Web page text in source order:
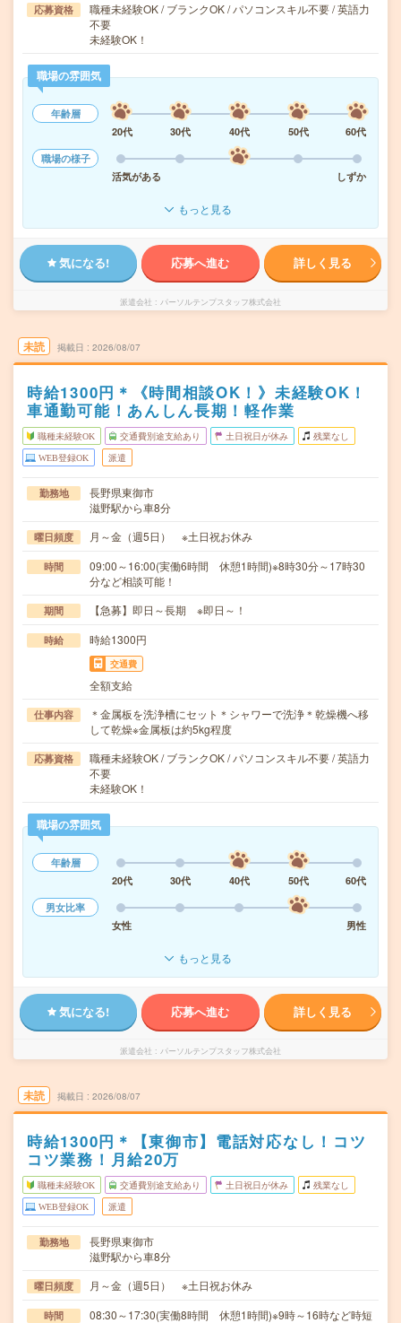
応募資格
職種未経験OK / ブランクOK / パソコンスキル不要 / 英語力
不要
未経験OK！
職場の雰囲気
年齢層
20代
30代 40代 50代
60代
職場の様子
活気がある
しずか
もっと見る
気になる! 応募へ進む 詳しく見る
派遣会社 パーソルテンプスタッフ株式会社
未読 掲載日 2026/08/07
時給1300円＊《時間相談OK！》未経験OK！
車通勤可能！あんしん長期！軽作業
職種未経験OK 交通費別途支給あり 土日祝日が休み 残業なし
WEB登録OK 派遣
勤務地
長野県東御市
滋野駅から車8分
曜日頻度 月～金（週5日） ※土日祝お休み
時間
09:00～16:00(実働6時間 休憩1時間)※8時30分～17時30
分など相談可能！
期間 【急募】即日～長期 ※即日～！
時給 時給1300円
交通費
全額支給
仕事内容
＊金属板を洗浄槽にセット＊シャワーで洗浄＊乾燥機へ移
して乾燥※金属板は約5kg程度
応募資格
職種未経験OK / ブランクOK / パソコンスキル不要 / 英語力
不要
未経験OK！
職場の雰囲気
年齢層
20代
30代 40代 50代
60代
男女比率
女性
男性
もっと見る
気になる! 応募へ進む 詳しく見る
派遣会社 パーソルテンプスタッフ株式会社
未読 掲載日 2026/08/07
時給1300円＊【東御市】電話対応なし！コツ
コツ業務！月給20万
職種未経験OK 交通費別途支給あり 土日祝日が休み 残業なし
WEB登録OK 派遣
勤務地
長野県東御市
滋野駅から車8分
曜日頻度 月～金（週5日） ※土日祝お休み
時間
08:30～17:30(実働8時間 休憩1時間)※9時～16時など時短